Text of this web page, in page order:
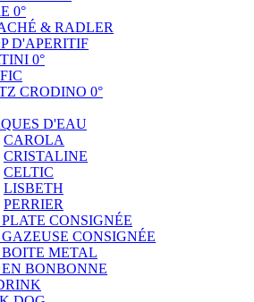
0°
& RADLER
D'APERITIF
0°
CRODINO 0°
D'EAU
CAROLA
CRISTALINE
CELTIC
LISBETH
PERRIER
CONSIGNÉE
CONSIGNÉE
METAL
BONBONNE